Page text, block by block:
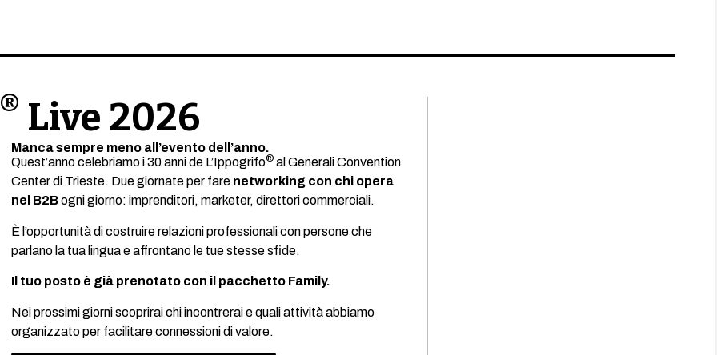
® Live 2026
Manca sempre meno all’evento dell’anno.
Quest’anno celebriamo i 30 anni de L’Ippogrifo®al Generali Convention
Center di Trieste. Due giornate per fare networking con chi opera
nel B2Bogni giorno: imprenditori, marketer, direttori commerciali.
È l’opportunità di costruire relazioni professionali con persone che
parlano la tua lingua e affrontano le tue stesse sfide.
Il tuo posto è già prenotato con il pacchetto Family.
Nei prossimi giorni scoprirai chi incontrerai e quali attività abbiamo
organizzato per facilitare connessioni di valore.